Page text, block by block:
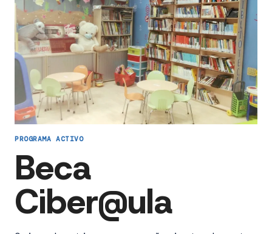
PROGRAMA ACTIVO
Beca
Ciber@ula